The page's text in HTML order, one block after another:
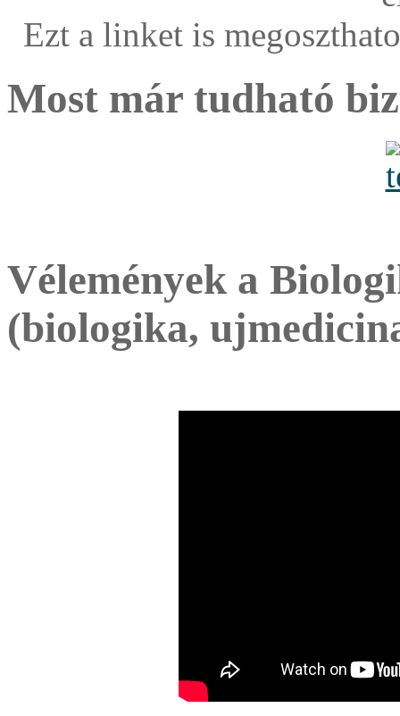
Ezt a linket is
Most már tudható
Vélemények a
(biologika,